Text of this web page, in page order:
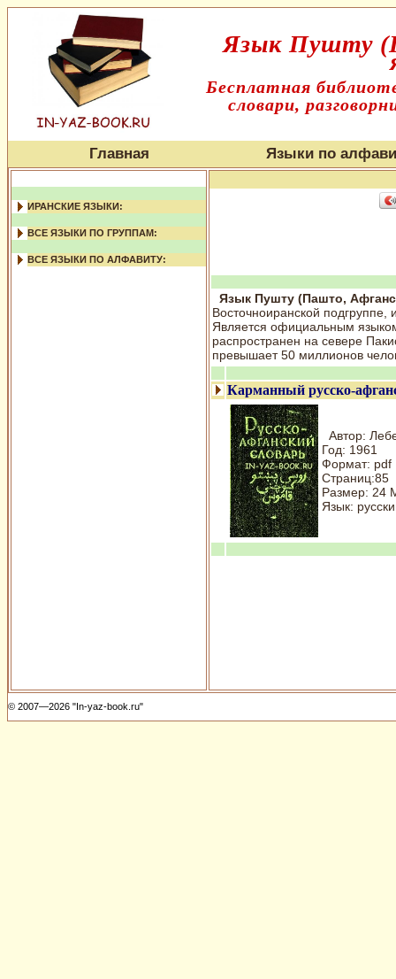
Язык Пушту
Бесплатная
словари,
Главная Языки по
ИРАНСКИЕ ЯЗЫКИ:
ВСЕ ЯЗЫКИ ПО ГРУППАМ:
ВСЕ ЯЗЫКИ ПО АЛФАВИТУ:
Язык Пушту (Пашто,
Восточноиранской подгруппе,
Является официальным
распространен на севере
превышает 50 миллионов
Карманный русско-
Автор:
Год: 1961
Формат: pdf
Страниц:85
Размер: 24
Язык:
© 2007—2026 "In-yaz-book.ru"